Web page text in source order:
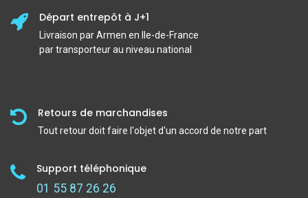
Départ entrepôt à J+1
Livraison par Armen en Ile-de-France
par transporteur au niveau national
Retours de marchandises
Tout retour doit faire l'objet d'un accord de notre part
Support téléphonique
01 55 87 26 26